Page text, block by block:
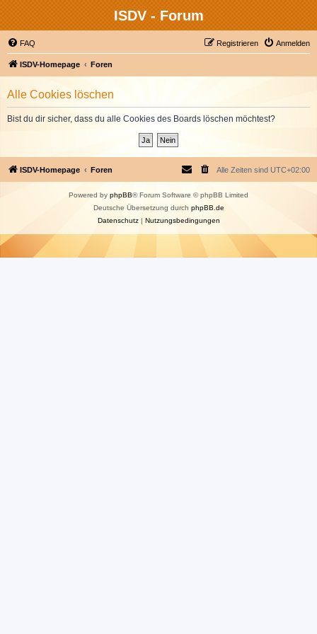
ISDV - Forum
FAQ Anmelden
Registrieren
ISDV-Homepage Foren
Alle Cookies löschen
Bist du dir sicher, dass du alle Cookies des Boards löschen möchtest?
ISDV-Homepage Foren Alle Zeiten sind UTC+02:00
Powered by phpBB® Forum Software © phpBB Limited
Deutsche Übersetzung durch phpBB.de
Datenschutz| Nutzungsbedingungen